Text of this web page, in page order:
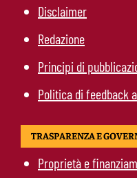
Disclaimer
Redazione
Principi di
Politica di feedback
TRASPARENZA E
Proprietà e